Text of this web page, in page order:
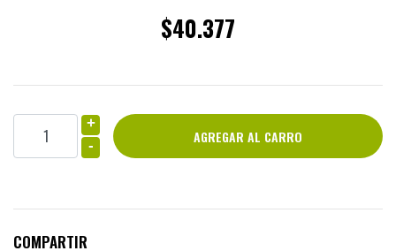
$40.377
+
-
COMPARTIR